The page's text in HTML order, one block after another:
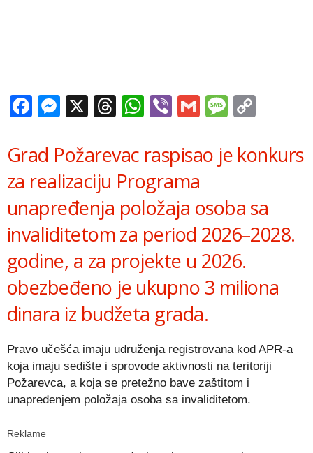
Facebook
Messenger
X Threads
WhatsApp
ViberGmail
Grad Požarevac raspisao je konkurs
za realizaciju Programa
unapređenja položaja osoba sa
invaliditetom za period 2026–2028.
godine, a za projekte u 2026.
obezbeđeno je ukupno 3 miliona
dinara iz budžeta grada.
Pravo učešća imaju udruženja registrovana kod APR-a
koja imaju sedište i sprovode aktivnosti na teritoriji
Požarevca, a koja se pretežno bave zaštitom i
unapređenjem položaja osoba sa invaliditetom.
Reklame